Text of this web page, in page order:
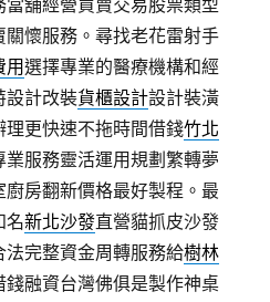
舖經營買賣交易股票類型
關懷服務。尋找老花雷射手
用選擇專業的醫療機構和經
設計改裝貨櫃設計設計裝潢
更快速不拖時間借錢竹北
服務靈活運用規劃繁轉夢
廚房翻新價格最好製程。最
名新北沙發直營貓抓皮沙發
完整資金周轉服務給樹林
融資台灣佛俱是製作神桌